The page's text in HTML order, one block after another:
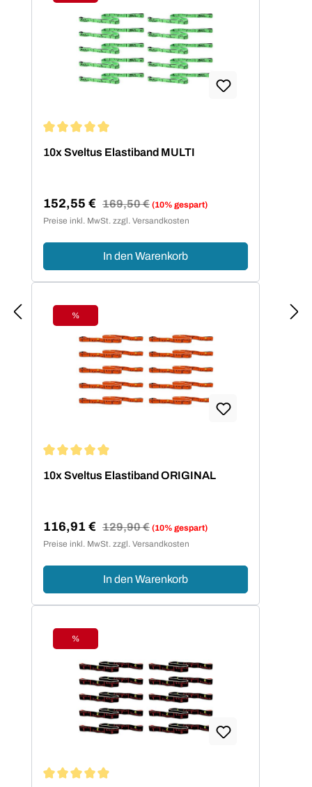
Rabatt
10x Sveltus Elastiband MULTI
Verkaufspreis:
152,55 € Regulärer Preis:
169,50 € (10% gespart)
Preise inkl. MwSt. zzgl. Versandkosten
In den Warenkorb
Rabatt
%
10x Sveltus Elastiband ORIGINAL
Verkaufspreis:
116,91 € Regulärer Preis:
129,90 € (10% gespart)
Preise inkl. MwSt. zzgl. Versandkosten
In den Warenkorb
Rabatt
%